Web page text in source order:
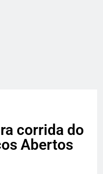
corrida do
Abertos